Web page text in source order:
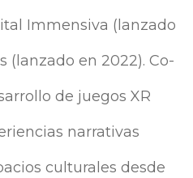
Immensiva (lanzado
(lanzado en 2022). Co-
de juegos XR
narrativas
culturales desde